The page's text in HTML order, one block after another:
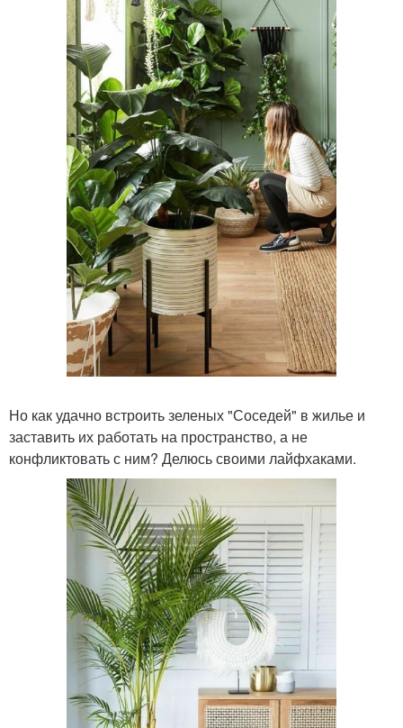
Но как удачно встроить зеленых "Соседей" в жилье и
заставить их работать на пространство, а не
конфликтовать с ним? Делюсь своими лайфхаками.